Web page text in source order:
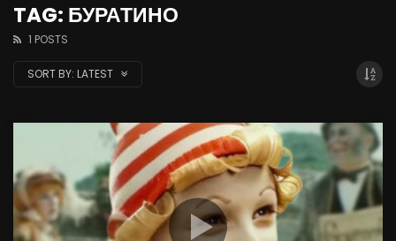
TAG: БУРАТИНО
1 POSTS
SORT BY: LATEST